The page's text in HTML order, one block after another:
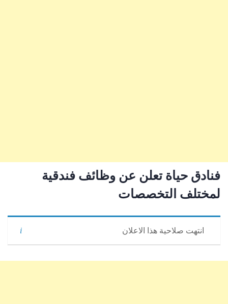
فنادق حياة تعلن عن وظائف فندقية
لمختلف التخصصات
انتهت صلاحية هذا الاعلان